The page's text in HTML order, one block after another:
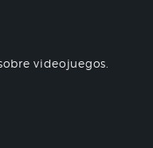
videojuegos.